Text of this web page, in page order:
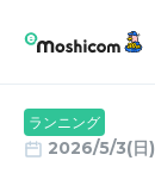
ランニング
2026/5/3(日)